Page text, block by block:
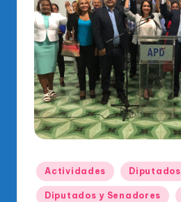
di
o
O
fi
ci
alPublicado
en
Actividades Diputados
Diputados y Senadores